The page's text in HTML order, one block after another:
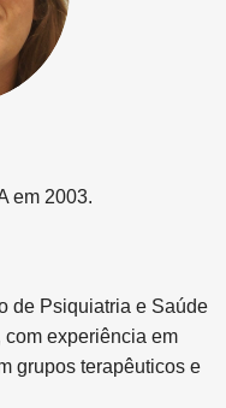
em 2003.
de Psiquiatria e Saúde
experiência em
grupos terapêuticos e